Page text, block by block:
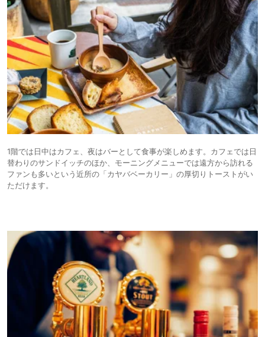
1階では日中はカフェ、夜はバーとして食事が楽しめます。カフェでは日
替わりのサンドイッチのほか、モーニングメニューでは遠方から訪れる
ファンも多いという近所の「カヤバベーカリー」の厚切りトーストがい
ただけます。